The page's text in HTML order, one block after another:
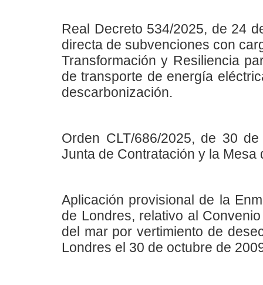
Real Decreto 534/2025, de 24
directa de subvenciones con
Transformación y Resiliencia
de transporte de energía
descarbonización.
Orden CLT/686/2025, de 30
Junta de Contratación y la Mesa
Aplicación provisional de la
de Londres, relativo al
del mar por vertimiento de
Londres el 30 de octubre de